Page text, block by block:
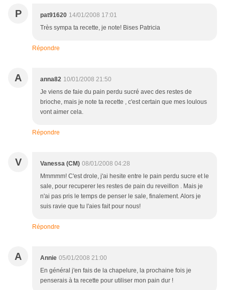
P pat91620 14/01/2008 17:01
Très sympa ta recette, je note! Bises Patricia
Répondre
A anna82 10/01/2008 21:50
Je viens de faie du pain perdu sucré avec des restes de
brioche, mais je note ta recette , c'est certain que mes loulous
vont aimer cela.
Répondre
V Vanessa (CM) 08/01/2008 04:28
Mmmmm! C'est drole, j'ai hesite entre le pain perdu sucre et le
sale, pour recuperer les restes de pain du reveillon . Mais je
n'ai pas pris le temps de penser le sale, finalement. Alors je
suis ravie que tu l'aies fait pour nous!
Répondre
A Annie 05/01/2008 21:00
En général j'en fais de la chapelure, la prochaine fois je
penserais à ta recette pour utiliser mon pain dur !